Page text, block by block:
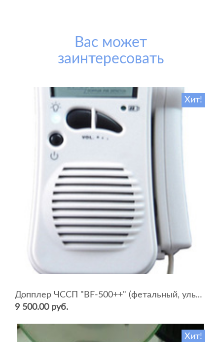
Вас может
заинтересовать
Хит!
Допплер ЧССП "BF-500++" (фетальный, ультразвуковой)
9 500.00 руб.
Хит!